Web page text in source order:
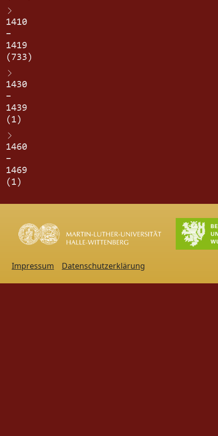
1410
–
1419
(733)
1430
–
1439
(1)
1460
–
1469
(1)
Impressum Datenschutzerklärung